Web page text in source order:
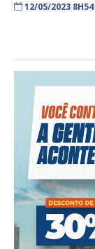
12/05/2023 8H54